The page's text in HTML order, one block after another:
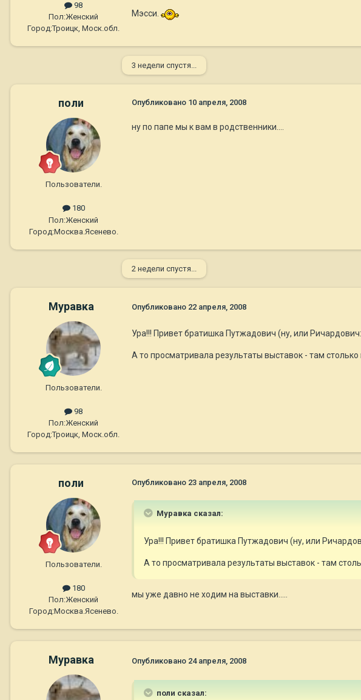
98
Пол:Женский
Город:Троицк, Моск.обл.
Мэсси.
3 недели спустя...
поли
Пользователи.
180
Пол:Женский
Город:Москва.Ясенево.
Опубликовано 10 апреля, 2008
ну по папе мы к вам в родственники....
2 недели спустя...
Муравка
Пользователи.
98
Пол:Женский
Город:Троицк, Моск.обл.
Опубликовано 22 апреля, 2008
Ура!!! Привет братишка Путжадович (ну, или
А то просматривала результаты выставок - там
поли
Пользователи.
180
Пол:Женский
Город:Москва.Ясенево.
Опубликовано 23 апреля, 2008
Муравка сказал:
Ура!!! Привет братишка Путжадович (ну, или
А то просматривала результаты выставок - там
мы уже давно не ходим на выставки.....
Муравка Опубликовано 24 апреля, 2008
поли сказал: